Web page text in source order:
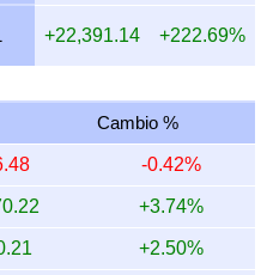
407.46
415.72 583.20 747.69
+22,391.14 +222.69%
Cambio %
-0.42%
+3.74%
+2.50%